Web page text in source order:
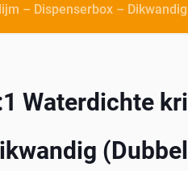
– Dispenserbox –
Waterdichte